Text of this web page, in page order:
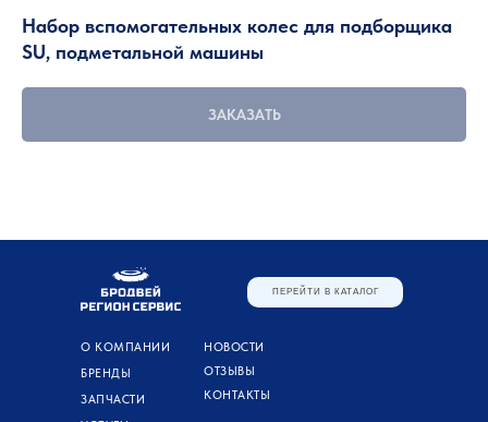
Набор вспомогательных колес для подборщика
SU, подметальной машины
ЗАКАЗАТЬ
ПЕРЕЙТИ В КАТАЛОГ
НОВОСТИ
О КОМПАНИИ
КОНТАКТЫ
ОТЗЫВЫ
БРЕНДЫ
ЗАПЧАСТИ